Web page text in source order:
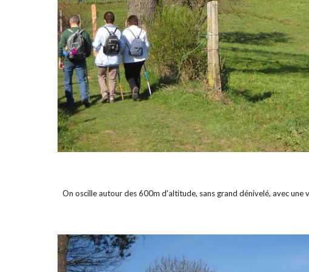
On oscille autour des 600m d'altitude, sans grand dénivelé, avec une